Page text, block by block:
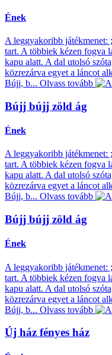
Ének
A leggyakoribb játékmenet:
tart. A többiek kézen fogva
kapu alatt. A dal utolsó
közrezárva egyet a láncot
Bújj, b... Olvass tovább
Bújj bújj zöld ág
Ének
A leggyakoribb játékmenet:
tart. A többiek kézen fogva
kapu alatt. A dal utolsó
közrezárva egyet a láncot
Bújj, b... Olvass tovább
Bújj bújj zöld ág
Ének
A leggyakoribb játékmenet:
tart. A többiek kézen fogva
kapu alatt. A dal utolsó
közrezárva egyet a láncot
Bújj, b... Olvass tovább
Új ház fényes ház